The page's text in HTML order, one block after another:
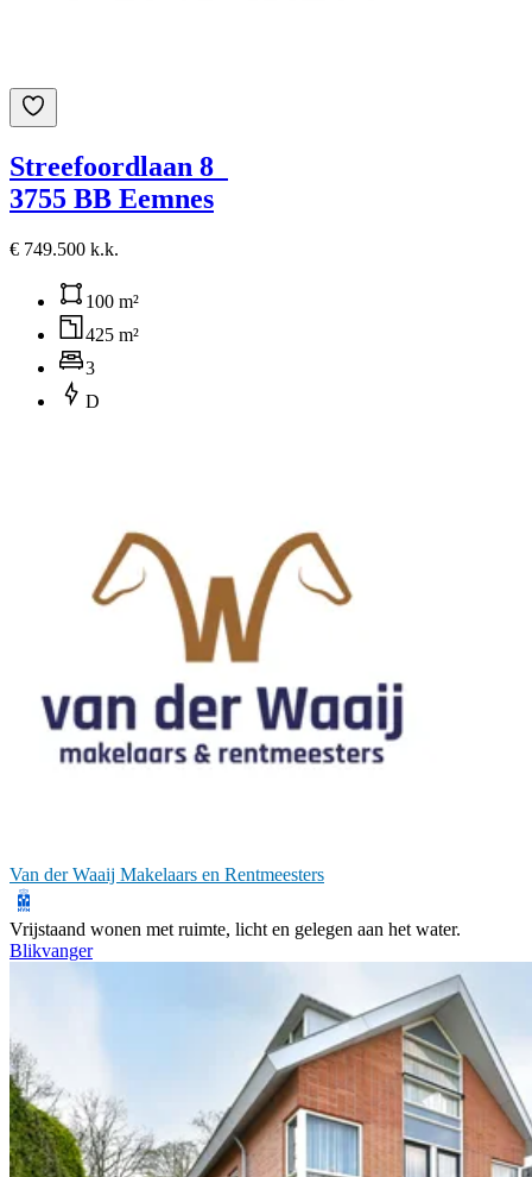
Streefoordlaan 8
3755 BB Eemnes
€ 749.500 k.k.
100 m²
425 m²
3
D
Van der Waaij Makelaars en Rentmeesters
Vrijstaand wonen met ruimte, licht en gelegen aan het water.
Blikvanger